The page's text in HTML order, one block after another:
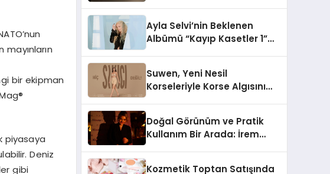
bir ekipman
piyasaya
Deniz
gibi
Ayla Selvi’nin Beklenen
Albümü “Kayıp Kasetler 1”
Suwen, Yeni Nesil
Korseleriyle Korse Algısını
Doğal Görünüm ve Pratik
Kullanım Bir Arada: İrem
Kozmetik Toptan Satışında